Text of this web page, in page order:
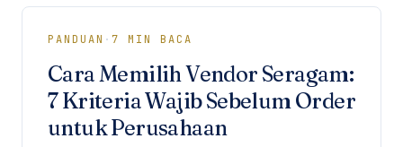
PANDUAN ·7 MIN BACA
Cara Memilih Vendor Seragam:
7 Kriteria Wajib Sebelum Order
untuk Perusahaan